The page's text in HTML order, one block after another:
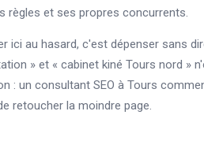
règles et ses propres concurrents.
ici au hasard, c'est dépenser sans
» et « cabinet kiné Tours nord »
: un consultant SEO à Tours
retoucher la moindre page.